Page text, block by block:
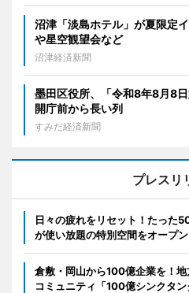
沼津「淡島ホテル」が夏限定
や星空観望会など
沼津経済新聞
墨田区役所、「令和8年8月8
開庁前から長い列
すみだ経済新聞
プレスリ
日々の疲れをリセット！たった
が使い放題の特別空間をオープン
倉敷・岡山から100億企業を！
コミュニティ「100億シンクタ